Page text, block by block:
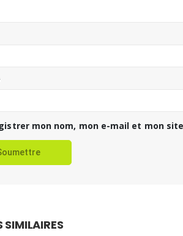
mon nom, mon e-mail et mon
SIMILAIRES